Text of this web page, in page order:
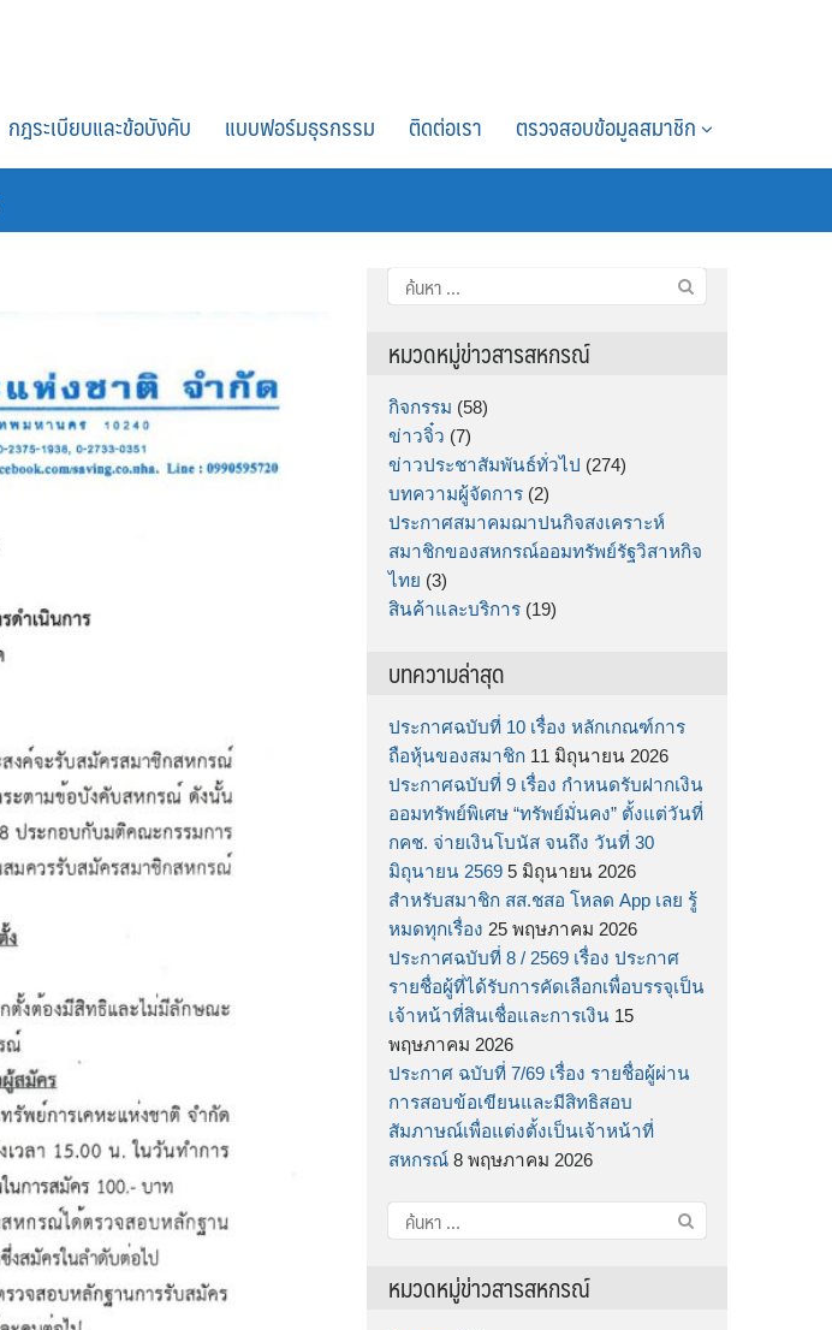
กฎระเบียบและข้อบังคับ แบบฟอร์มธุรกรรม ติดต่อเรา ตรวจสอบข้อมูลสมาชิก
ค้นหา
สำหรับ:
หมวดหมู่ข่าวสารสหกรณ์
กิจกรรม (58)
ข่าวจิ๋ว (7)
ข่าวประชาสัมพันธ์ทั่วไป (274)
บทความผู้จัดการ (2)
ประกาศสมาคมฌาปนกิจสงเคราะห์
สมาชิกของสหกรณ์ออมทรัพย์รัฐวิสาหกิจ
ไทย (3)
สินค้าและบริการ (19)
บทความล่าสุด
ประกาศฉบับที่ 10 เรื่อง หลักเกณฑ์การ
ถือหุ้นของสมาชิก 11 มิถุนายน 2026
ประกาศฉบับที่ 9 เรื่อง กำหนดรับฝากเงิน
ออมทรัพย์พิเศษ “ทรัพย์มั่นคง” ตั้งแต่วันที่
กคช. จ่ายเงินโบนัส จนถึง วันที่ 30
มิถุนายน 2569 5 มิถุนายน 2026
สำหรับสมาชิก สส.ชสอ โหลด App เลย รู้
หมดทุกเรื่อง 25 พฤษภาคม 2026
ประกาศฉบับที่ 8 / 2569 เรื่อง ประกาศ
รายชื่อผู้ที่ได้รับการคัดเลือกเพื่อบรรจุเป็น
เจ้าหน้าที่สินเชื่อและการเงิน 15
พฤษภาคม 2026
ประกาศ ฉบับที่ 7/69 เรื่อง รายชื่อผู้ผ่าน
การสอบข้อเขียนและมีสิทธิสอบ
สัมภาษณ์เพื่อแต่งตั้งเป็นเจ้าหน้าที่
สหกรณ์ 8 พฤษภาคม 2026
ค้นหา
สำหรับ:
หมวดหมู่ข่าวสารสหกรณ์